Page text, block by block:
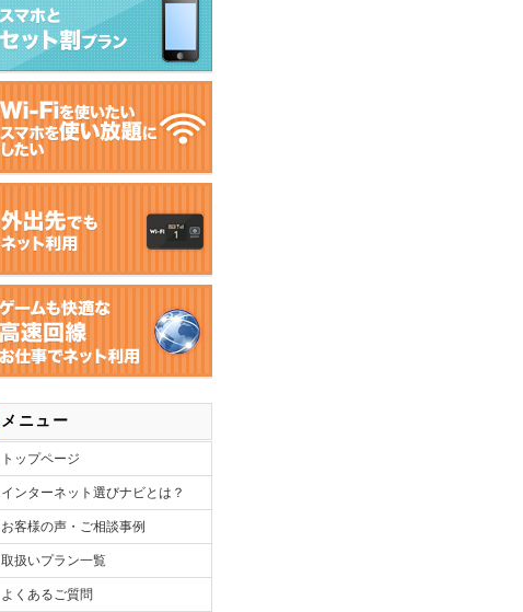
メニュー
トップページ
インターネット選びナビとは？
お客様の声・ご相談事例
取扱いプラン一覧
よくあるご質問